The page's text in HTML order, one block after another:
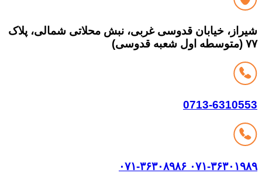
خیابان قدوسی غربی، نبش محلاتی شمالی، پلاک
0713-
۳۶۳۰۱۹۸۹ ۰۷۱-۳۶۳۰۸۹۸۶